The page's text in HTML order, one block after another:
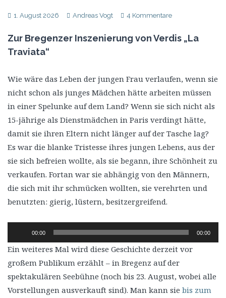
1. August 2026 Andreas Vogt 4 Kommentare
Zur Bregenzer Inszenierung von Verdis „La
Traviata“
Wie wäre das Leben der jungen Frau verlaufen, wenn sie
nicht schon als junges Mädchen hätte arbeiten müssen
in einer Spelunke auf dem Land? Wenn sie sich nicht als
15-jährige als Dienstmädchen in Paris verdingt hätte,
damit sie ihren Eltern nicht länger auf der Tasche lag?
Es war die blanke Tristesse ihres jungen Lebens, aus der
sie sich befreien wollte, als sie begann, ihre Schönheit zu
verkaufen. Fortan war sie abhängig von den Männern,
die sich mit ihr schmücken wollten, sie verehrten und
benutzten: gierig, lüstern, besitzergreifend.
Player
00:00 00:00
Ein weiteres Mal wird diese Geschichte derzeit vor
großem Publikum erzählt – in Bregenz auf der
spektakulären Seebühne (noch bis 23. August, wobei alle
Vorstellungen ausverkauft sind). Man kann sie bis zum